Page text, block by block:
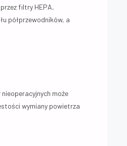
filtry HEPA,
półprzewodników, a
może
wymiany powietrza